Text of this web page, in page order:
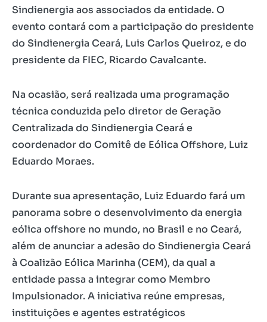
Sindienergia aos associados da entidade. O
evento contará com a participação do presidente
do Sindienergia Ceará, Luis Carlos Queiroz, e do
presidente da FIEC, Ricardo Cavalcante.
Na ocasião, será realizada uma programação
técnica conduzida pelo diretor de Geração
Centralizada do Sindienergia Ceará e
coordenador do Comitê de Eólica Offshore, Luiz
Eduardo Moraes.
Durante sua apresentação, Luiz Eduardo fará um
panorama sobre o desenvolvimento da energia
eólica offshore no mundo, no Brasil e no Ceará,
além de anunciar a adesão do Sindienergia Ceará
à Coalizão Eólica Marinha (CEM), da qual a
entidade passa a integrar como Membro
Impulsionador. A iniciativa reúne empresas,
instituições e agentes estratégicos